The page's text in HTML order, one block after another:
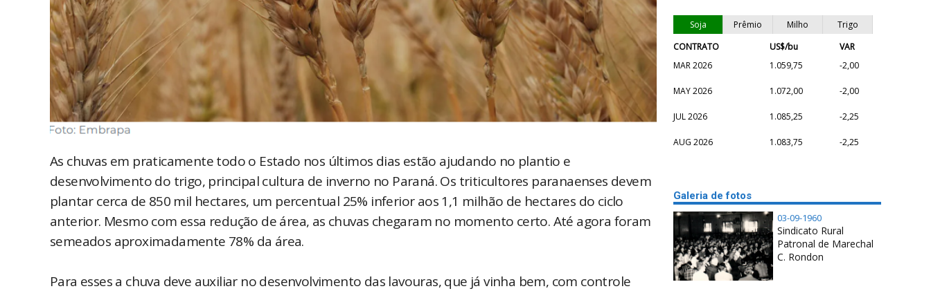
As chuvas em praticamente todo o Estado nos últimos dias estão ajudando no plantio e
desenvolvimento do trigo, principal cultura de inverno no Paraná. Os triticultores paranaenses devem
plantar cerca de 850 mil hectares, um percentual 25% inferior aos 1,1 milhão de hectares do ciclo
anterior. Mesmo com essa redução de área, as chuvas chegaram no momento certo. Até agora foram
semeados aproximadamente 78% da área.
Para esses a chuva deve auxiliar no desenvolvimento das lavouras, que já vinha bem, com controle
Soja Prêmio Milho
Trigo
CONTRATO
US$/bu
VAR
MAR 2026
1.059,75 -2,00
MAY 2026 1.072,00 -2,00
JUL 2026 1.085,25 -2,25
AUG 2026 1.083,75 -2,25
Galeria de fotos
03-09-1960
Sindicato Rural
Patronal de Marechal
C. Rondon